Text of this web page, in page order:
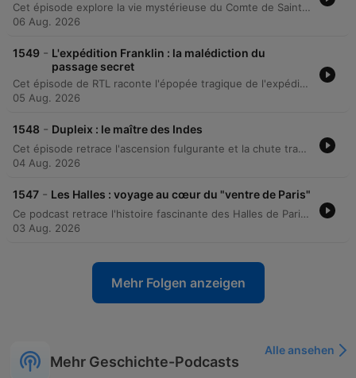
Cet épisode explore la vie mystérieuse du Comte de Saint-Germain, un personnage énigmatique du XVIIIe siècle dont les origines restent inconnues. Entre légendes d'alchimie et réalités historiques, le récit retrace ses passages à Versailles, en Angleterre et en Russie, tout en soulignant les tentatives de décrédibilisation par ses contemporains. Le récit détaille également la légende du comte, entre faits historiques et mythes d'immortalité alimentés par des figures comme Casanova ou Cagliostro. Nous explorerons ses origines liées à la Transylvanie, sa fin documentée en 1784, et la persistance de son mythe à travers les siècles.
06 Aug. 2026
1549 - L'expédition Franklin : la malédiction du
passage secret
Cet épisode de RTL raconte l'épopée tragique de l'expédition Franklin, partie en 1845 pour découvrir le passage du Nord-Ouest. À bord des navires Erebus et Terror, le commandant John Franklin et son équipage s'enfoncent dans un labyrinthe de glaces arctiques, menant à une disparition mystérieuse qui a obsédé le monde pendant plus d'un siècle. L'histoire retrace les tentatives de sauvetage, la découverte de messages désespérés laissés dans des cairns et l'agonie progressive des marins face au scorbut, au froid extrême et au saturnisme. Le récit explore les derniers instants de ces hommes avant que le mystère ne soit partiellement éclairci par la découverte récente des épaves.
05 Aug. 2026
1548 - Dupleix : le maître des Indes
Cet épisode retrace l'ascension fulgurante et la chute tragique de Joseph-François Duplex, administrateur français devenu gouverneur en Inde. À travers ses succès militaires, sa diplomatie et son mariage stratégique avec la Bégomme Jeanne, il parvient à étendre l'influence française et sa propre fortune. Cependant, sa politique expansionniste finit par entrer en conflit avec les intérêts commerciaux de la Compagnie des Indes. Jugé incompatible avec les objectifs de la Compagnie, Duplex est révoqué, passant du statut de puissant gouverneur à celui d'homme ruiné et disgracié.
04 Aug. 2026
1547 - Les Halles : voyage au cœur du "ventre de Paris"
Ce podcast retrace l'histoire fascinante des Halles de Paris, depuis leur création par Louis VI le Gros au XIIe siècle jusqu'à leur transformation architecturale sous Napoléon III. L'épisode explore l'effervescence nocturne et le rôle social central de ce marché emblématique avant d'aborder la fin de son ère. Le récit relate ensuite la transition douloureuse vers Rungis, décidée par le pouvoir politique, et la transformation du site en Forum des Halles. Malgré la disparition des pavillons historiques, l'auteur souligne que l'esprit et les traditions culinaires du vieux Paris perdurent.
03 Aug. 2026
Mehr Folgen anzeigen
Mehr Geschichte-Podcasts
Alle ansehen